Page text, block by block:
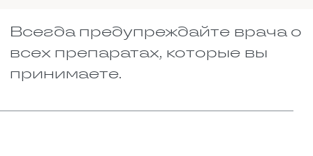
крови. Адреноблокаторы
лечат гипертонию и
у них один неприятный
скрывают признаки